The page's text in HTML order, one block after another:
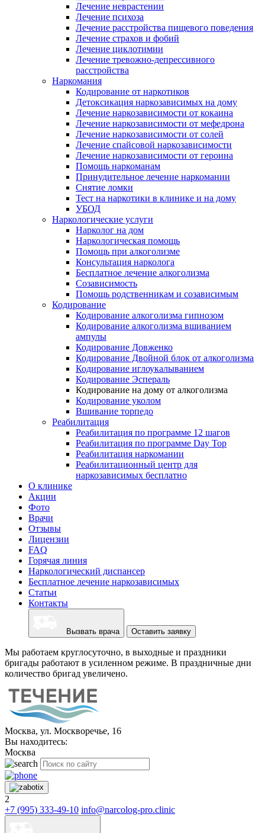
Лечение неврастении
Лечение психоза
Лечение расстройства пищевого поведения
Лечение страхов и фобий
Лечение циклотимии
Лечение тревожно-депрессивного
расстройства
Наркомания
Кодирование от наркотиков
Детоксикация наркозависимых на дому
Лечение наркозависимости от кокаина
Лечение наркозависимости от мефедрона
Лечение наркозависимости от солей
Лечение спайсовой наркозависимости
Лечение наркозависимости от героина
Помощь наркоманам
Принудительное лечение наркомании
Снятие ломки
Тест на наркотики в клинике и на дому
УБОД
Наркологические услуги
Нарколог на дом
Наркологическая помощь
Помощь при алкоголизме
Консультация нарколога
Бесплатное лечение алкоголизма
Созависимость
Помощь родственникам и созависимым
Кодирование
Кодирование алкоголизма гипнозом
Кодирование алкоголизма вшиванием
ампулы
Кодирование Довженко
Кодирование Двойной блок от алкоголизма
Кодирование иглоукалыванием
Кодирование Эспераль
Кодирование на дому от алкоголизма
Кодирование уколом
Вшивание торпедо
Реабилитация
Реабилитация по программе 12 шагов
Реабилитация по программе Day Top
Реабилитация наркомании
Реабилитационный центр для
наркозависимых бесплатно
О клинике
Акции
Фото
Врачи
Отзывы
Лицензии
FAQ
Горячая линия
Наркологический диспансер
Бесплатное лечение наркозависимых
Статьи
Контакты
Вызвать врача Оставить заявку
Мы работаем круглосуточно, в выходные и праздники
бригады работают в усиленном режиме. В праздничные дни
количество бригад увеличено.
Москва, ул. Москворечье, 16
Вы находитесь:
Москва
2
+7 (995) 333-49-10 info@narcolog-pro.clinic